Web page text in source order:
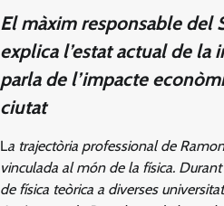
El màxim responsable del
explica l’estat actual de la
parla de l’impacte
ciutat
La trajectòria professional de
vinculada al món de la física.
de física teòrica a diverses